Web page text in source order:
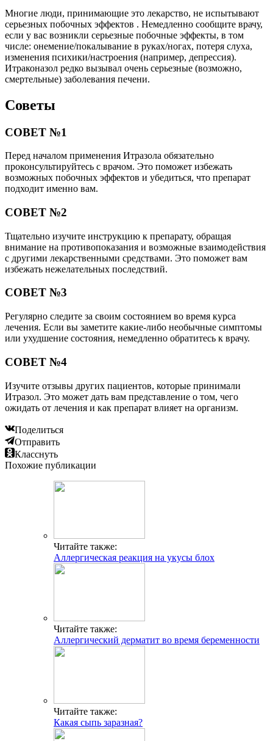
Многие люди, принимающие это лекарство, не испытывают
серьезных побочных эффектов . Немедленно сообщите врачу,
если у вас возникли серьезные побочные эффекты, в том
числе: онемение/покалывание в руках/ногах, потеря слуха,
изменения психики/настроения (например, депрессия).
Итраконазол редко вызывал очень серьезные (возможно,
смертельные) заболевания печени.
Советы
СОВЕТ №1
Перед началом применения Итразола обязательно
проконсультируйтесь с врачом. Это поможет избежать
возможных побочных эффектов и убедиться, что препарат
подходит именно вам.
СОВЕТ №2
Тщательно изучите инструкцию к препарату, обращая
внимание на противопоказания и возможные взаимодействия
с другими лекарственными средствами. Это поможет вам
избежать нежелательных последствий.
СОВЕТ №3
Регулярно следите за своим состоянием во время курса
лечения. Если вы заметите какие-либо необычные симптомы
или ухудшение состояния, немедленно обратитесь к врачу.
СОВЕТ №4
Изучите отзывы других пациентов, которые принимали
Итразол. Это может дать вам представление о том, чего
ожидать от лечения и как препарат влияет на организм.
Поделиться
Отправить
Класснуть
Похожие публикации
Читайте также:
Аллергическая реакция на укусы блох
Читайте также:
Аллергический дерматит во время беременности
Читайте также:
Какая сыпь заразная?